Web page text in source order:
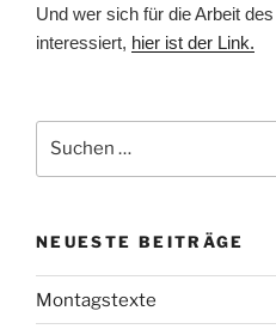
Und wer sich für die Arbeit
interessiert, hier ist der Link.
nach:
NEUESTE BEITRÄGE
Montagstexte